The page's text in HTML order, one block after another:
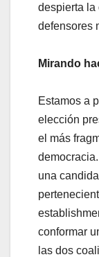
despierta la
defensores
Mirando
Estamos a
elección
el más
una
conformar
las dos